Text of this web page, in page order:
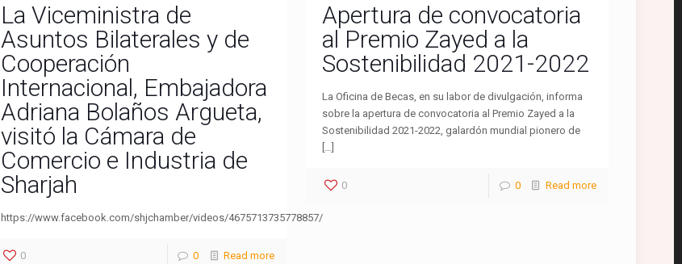
La Viceministra de
Asuntos Bilaterales y de
Cooperación
Internacional, Embajadora
Adriana Bolaños Argueta,
visitó la Cámara de
Comercio e Industria de
Sharjah
https://www.facebook.com/shjchamber/videos/4675713735778857/
0 0 Read more
Apertura de convocatoria
al Premio Zayed a la
Sostenibilidad 2021-2022
La Oficina de Becas, en su labor de divulgación, informa
sobre la apertura de convocatoria al Premio Zayed a la
Sostenibilidad 2021-2022, galardón mundial pionero de
[…]
0 0 Read more